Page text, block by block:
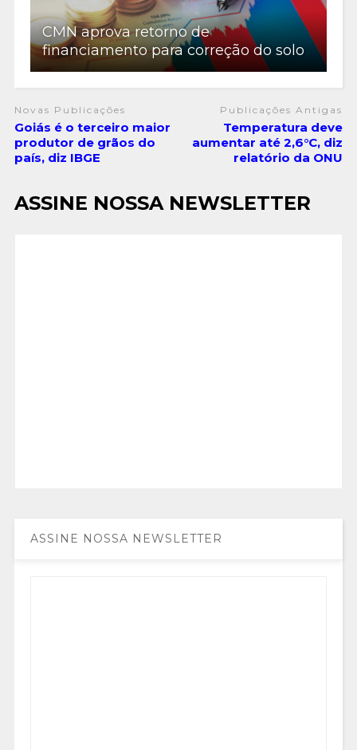
CMN aprova retorno de
financiamento para correção do solo
Novas Publicações
Goiás é o terceiro maior
produtor de grãos do
país, diz IBGE
Publicações Antigas
Temperatura deve
aumentar até 2,6°C, diz
relatório da ONU
ASSINE NOSSA NEWSLETTER
ASSINE NOSSA NEWSLETTER